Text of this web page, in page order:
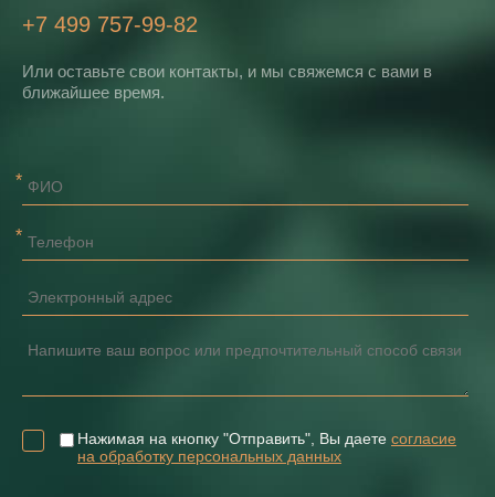
+7 499 757-99-82
Или оставьте свои контакты, и мы свяжемся с вами в
ближайшее время.
Нажимая на кнопку "Отправить", Вы даете согласие
на обработку персональных данных